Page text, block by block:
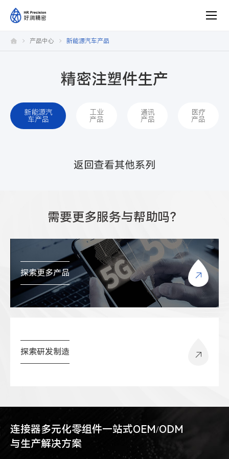
产品中心 新能源汽车产品
精密注塑件生产
新能源汽
车产品
工业
产品
通讯
产品
医疗
产品
返回查看其他系列
需要更多服务与帮助吗？
探索更多产品
探索研发制造
连接器多元化零组件一站式OEM/ODM
与生产解决方案